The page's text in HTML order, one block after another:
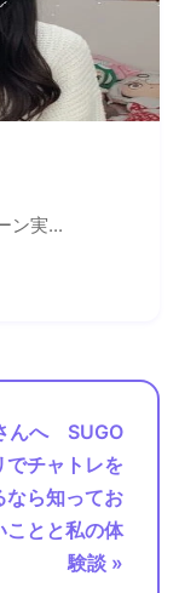
ン実...
んへ SUGO
でチャトレを
なら知ってお
ことと私の体
験談 »